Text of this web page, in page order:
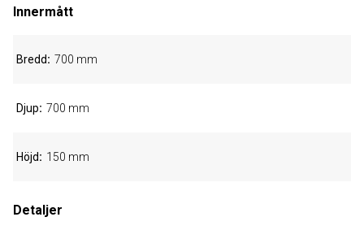
Innermått
Bredd 700 mm
Djup 700 mm
Höjd 150 mm
Detaljer